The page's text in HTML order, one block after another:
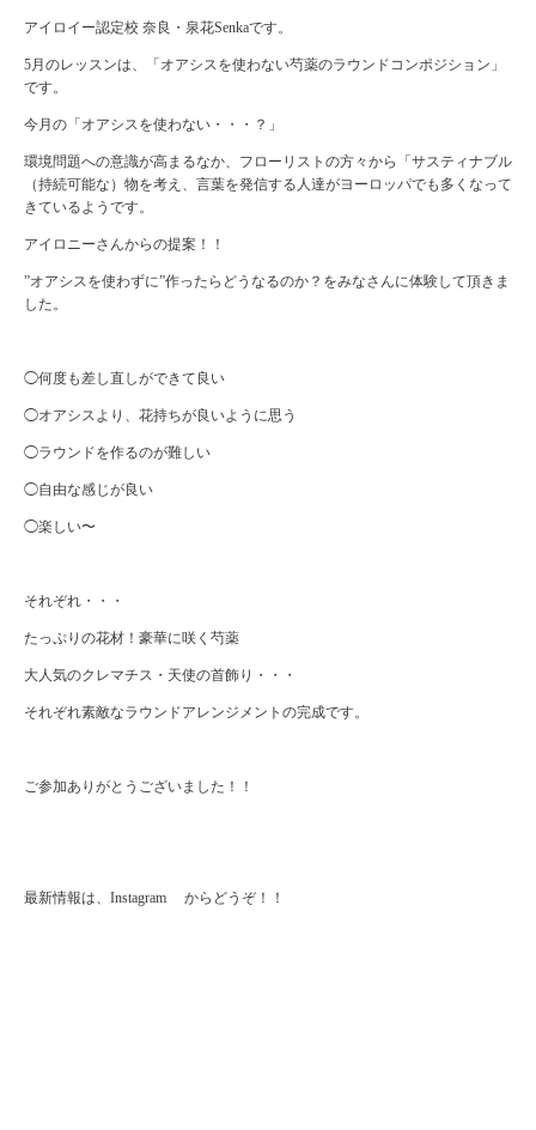
アイロイー認定校 奈良・泉花Senkaです。
5月のレッスンは、「オアシスを使わない芍薬のラウンドコンポジション」
です。
今月の「オアシスを使わない・・・？」
環境問題への意識が高まるなか、フローリストの方々から「サスティナブル
（持続可能な）物を考え、言葉を発信する人達がヨーロッパでも多くなって
きているようです。
アイロニーさんからの提案！！
”オアシスを使わずに”作ったらどうなるのか？をみなさんに体験して頂きま
した。
◯何度も差し直しができて良い
◯オアシスより、花持ちが良いように思う
◯ラウンドを作るのが難しい
◯自由な感じが良い
◯楽しい〜
それぞれ・・・
たっぷりの花材！豪華に咲く芍薬
大人気のクレマチス・天使の首飾り・・・
それぞれ素敵なラウンドアレンジメントの完成です。
ご参加ありがとうございました！！
最新情報は、 Instagram からどうぞ！！